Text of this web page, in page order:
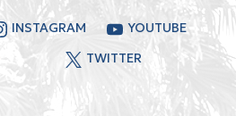
INSTAGRAM
YOUTUBE
TWITTER